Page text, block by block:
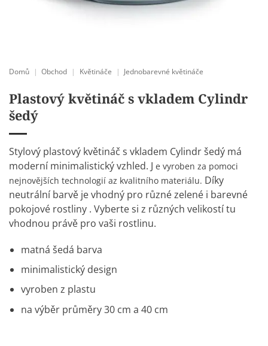
Domů | Obchod | Květináče | Jednobarevné květináče
Plastový květináč s vkladem Cylindr
šedý
Stylový plastový květináč s vkladem Cylindr šedý má
moderní minimalistický vzhled. J e vyroben za pomoci
nejnovějších technologií az kvalitního materiálu. Díky
neutrální barvě je vhodný pro různé zelené i barevné
pokojové rostliny . Vyberte si z různých velikostí tu
vhodnou právě pro vaši rostlinu.
matná šedá barva
minimalistický design
vyroben z plastu
na výběr průměry 30 cm a 40 cm